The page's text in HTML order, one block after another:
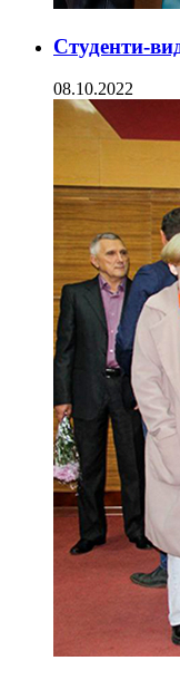
Студенти-
08.10.2022